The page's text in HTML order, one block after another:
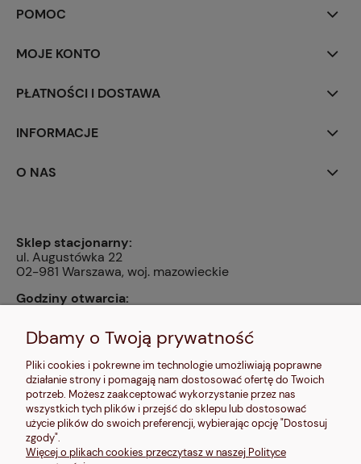
POMOC
MOJE KONTO
PŁATNOŚCI I DOSTAWA
INFORMACJE
O NAS
Sklep stacjonarny:
ul. Augustówka 22
02-981 Warszawa, woj. mazowieckie
Godziny otwarcia:
13:00, nd: nieczynne
604 680 566,
kontakt@makalele.pl;makalele@poczta.fm
Adres rejestrowy:
ul. Bartycka 63A/32
00-716 Warszawa
NIP: 6621635689
Dbamy o Twoją prywatność
Pliki cookies i pokrewne im technologie umożliwiają poprawne
działanie strony i pomagają nam dostosować ofertę do Twoich
potrzeb. Możesz zaakceptować wykorzystanie przez nas
wszystkich tych plików i przejść do sklepu lub dostosować
użycie plików do swoich preferencji, wybierając opcję "Dostosuj
zgody".
Więcej o plikach cookies przeczytasz w naszej Polityce